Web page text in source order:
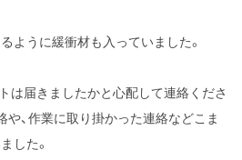
ように緩衝材も入っていました。
は届きましたかと心配して連絡くださ
や、作業に取り掛かった連絡などこま
した。